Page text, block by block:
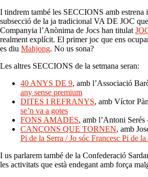
I tindrem també les SECCIONS amb estrena
subsecció de la ja tradicional VA DE JOC
Companyia l’Anònima de Jocs han titulat
realment explícit. El primer joc que ens
es diu Mahjong. No us sona?
Les altres SECCIONS de la setmana seran:
40 ANYS DE 9, amb l’Associació
any sense premium
DITES I REFRANYS, amb Víctor
se’n va a gotes
FONS AMADES, amb l’Antoni Serés
CANÇONS QUE TORNEN, amb
Pi de la Serra / Jo sóc Francesc Pi de la
I us parlarem també de la Confederació
les activitats que està endegant amb força